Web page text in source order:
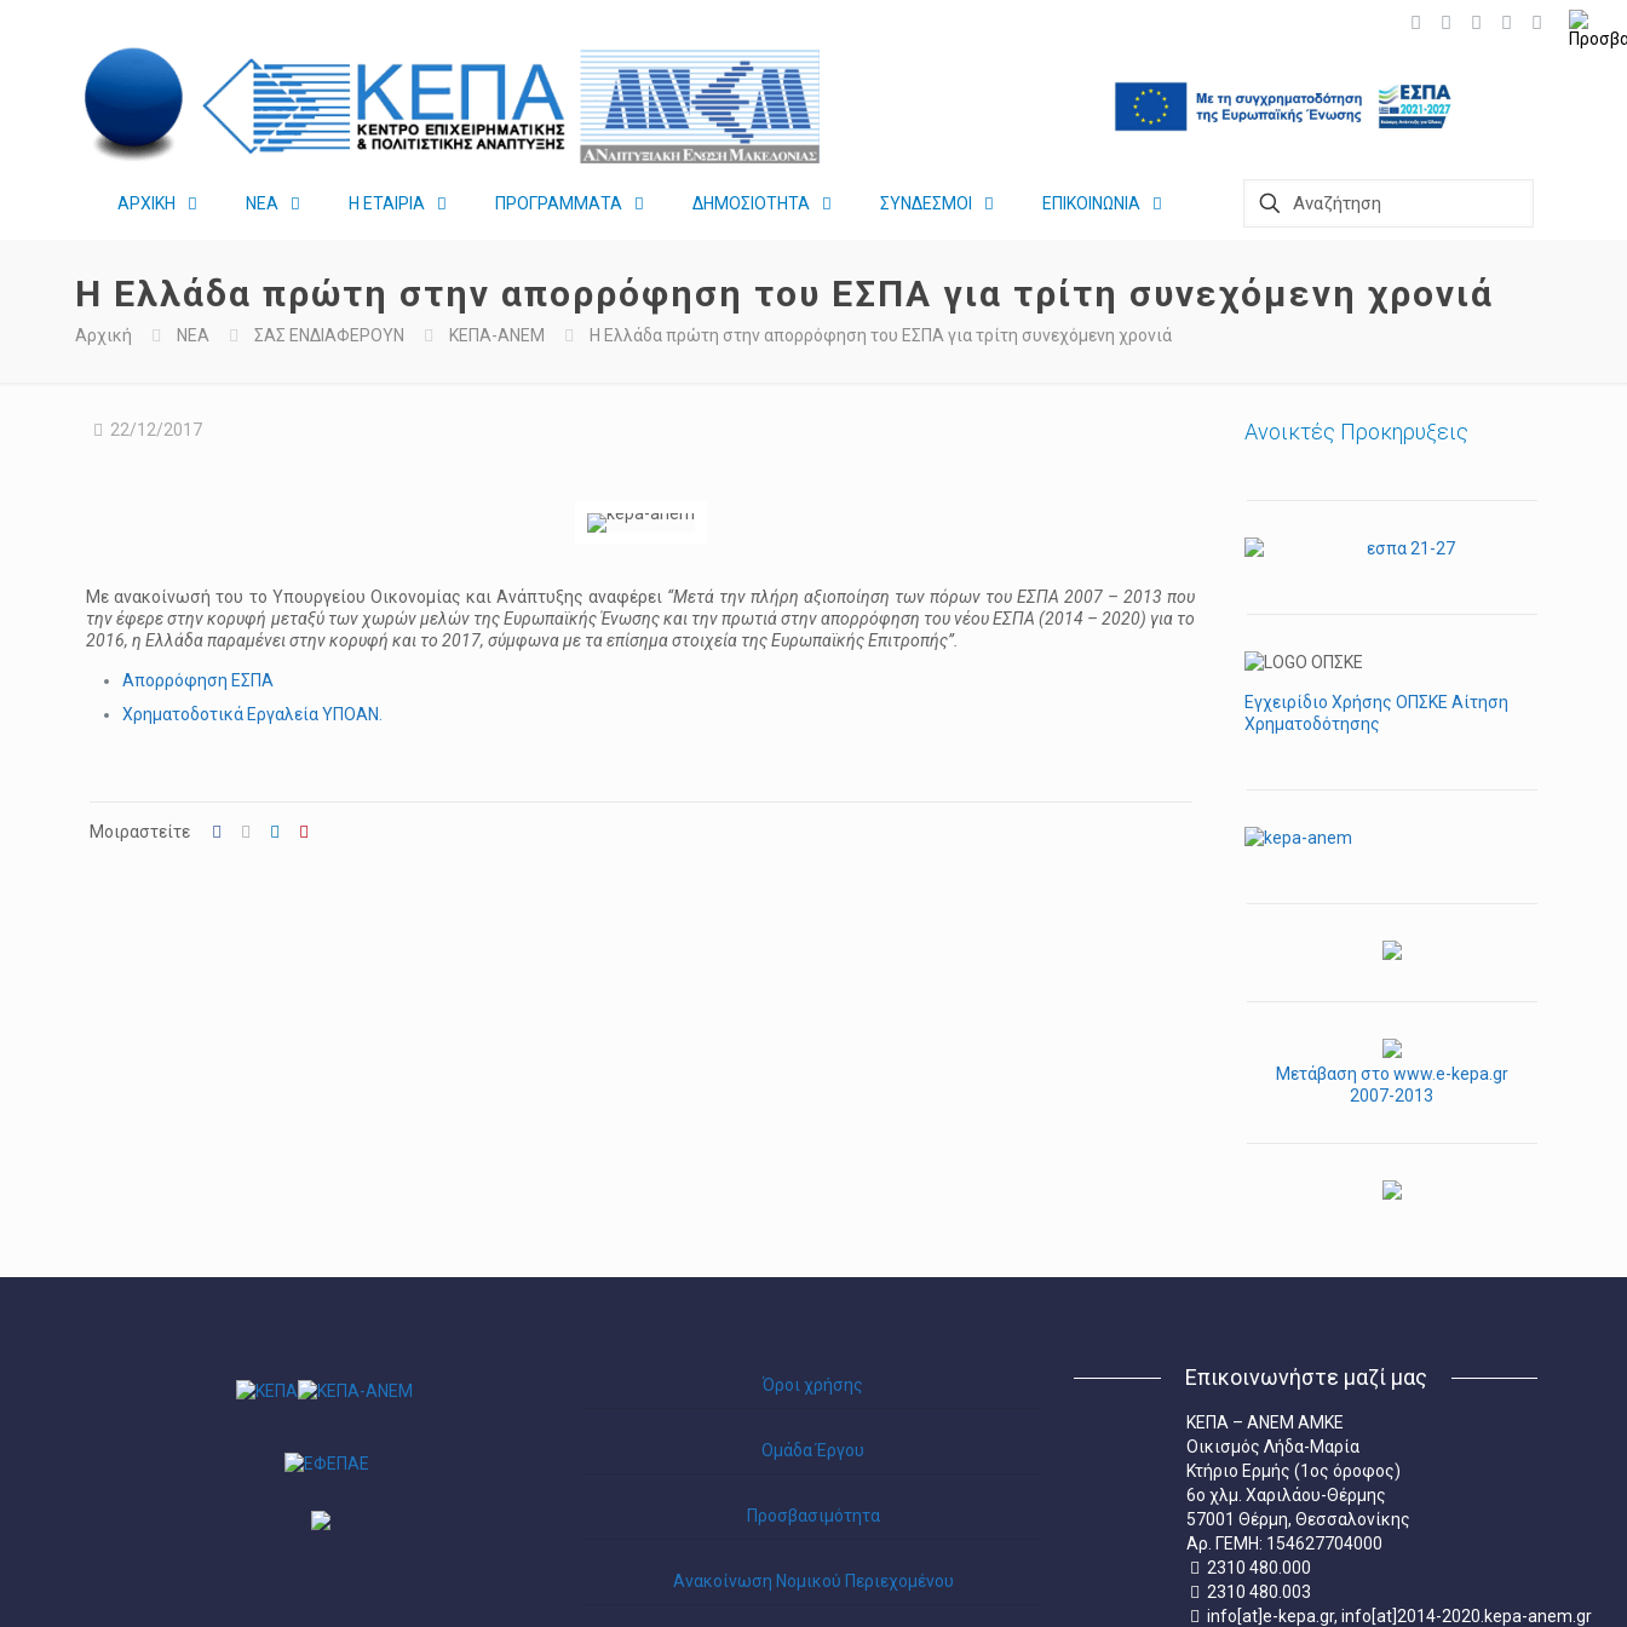
ΑΡΧΙΚΗ ΝΕΑ Η ΕΤΑΙΡΙΑ ΠΡΟΓΡΑΜΜΑΤΑ ΔΗΜΟΣΙΟΤΗΤΑ ΣΥΝΔΕΣΜΟΙ ΕΠΙΚΟΙΝΩΝΙΑ
Η Ελλάδα πρώτη στην απορρόφηση του ΕΣΠΑ για τρίτη συνεχόμενη χρονιά
Αρχική ΝΕΑ ΣΑΣ ΕΝΔΙΑΦΕΡΟΥΝ ΚΕΠΑ-ΑΝΕΜ Η Ελλάδα πρώτη στην απορρόφηση του ΕΣΠΑ για τρίτη συνεχόμενη χρονιά
22/12/2017
Mε ανακοίνωσή του το Υπουργείου Οικονομίας και Ανάπτυξης αναφέρει “Μετά την πλήρη αξιοποίηση των πόρων του ΕΣΠΑ 2007 – 2013 που
την έφερε στην κορυφή μεταξύ των χωρών μελών της Ευρωπαϊκής Ένωσης και την πρωτιά στην απορρόφηση του νέου ΕΣΠΑ (2014 – 2020) για το
2016, η Ελλάδα παραμένει στην κορυφή και το 2017, σύμφωνα με τα επίσημα στοιχεία της Ευρωπαϊκής Επιτροπής”.
Απορρόφηση ΕΣΠΑ
Χρηματοδοτικά Εργαλεία ΥΠΟΑΝ.
Μοιραστείτε
Ανοικτές Προκηρυξεις
Εγχειρίδιο Χρήσης ΟΠΣΚΕ Αίτηση
Χρηματοδότησης
Μετάβαση στο www.e-kepa.gr
2007-2013
Όροι χρήσης
Ομάδα Έργου
Προσβασιμότητα
Ανακοίνωση Νομικού Περιεχομένου
Επικοινωνήστε μαζί μας
ΚΕΠΑ – ΑΝΕΜ ΑΜΚΕ
Οικισμός Λήδα-Μαρία
Κτήριο Ερμής (1ος όροφος)
6ο χλμ. Χαριλάου-Θέρμης
57001 Θέρμη, Θεσσαλονίκης
Aρ. ΓΕΜΗ: 154627704000
2310 480.000
2310 480.003
info[at]e-kepa.gr, info[at]2014-2020.kepa-anem.gr